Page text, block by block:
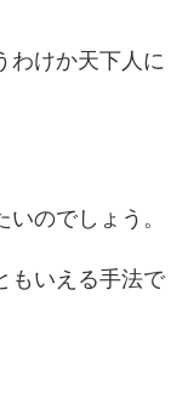
わけか天下人に
のでしょう。
もいえる手法で